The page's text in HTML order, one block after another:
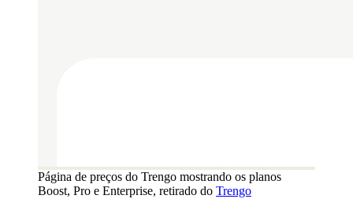
Página de preços do Trengo mostrando os planos
Boost, Pro e Enterprise, retirado do Trengo